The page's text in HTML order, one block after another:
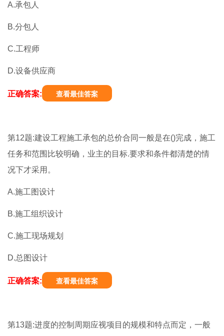
A.承包人
B.分包人
C.工程师
D.设备供应商
正确答案: 查看最佳答案
第12题:建设工程施工承包的总价合同一般是在()完成，施工
任务和范围比较明确，业主的目标.要求和条件都清楚的情
况下才采用。
A.施工图设计
B.施工组织设计
C.施工现场规划
D.总图设计
正确答案: 查看最佳答案
第13题:进度的控制周期应视项目的规模和特点而定，一般